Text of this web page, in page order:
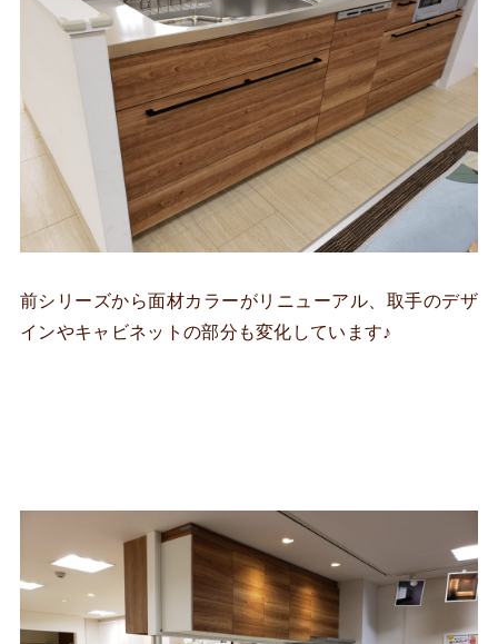
前シリーズから面材カラーがリニューアル、取手のデザ
インやキャビネットの部分も変化しています♪